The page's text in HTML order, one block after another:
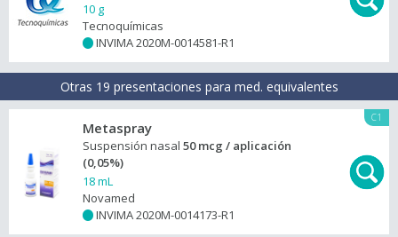
10 g
Tecnoquímicas
INVIMA 2020M-0014581-R1
Otras 19 presentaciones para med. equivalentes
C1
Metaspray
Suspensión nasal 50 mcg / aplicación
(0,05%)
18 mL
Novamed
INVIMA 2020M-0014173-R1